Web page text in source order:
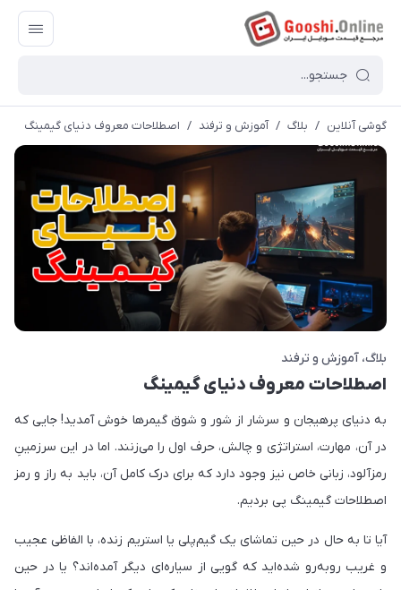
گوشی آنلاین / بلاگ / آموزش و ترفند / اصطلاحات معروف دنیای گیمینگ
بلاگ آموزش و ترفند
اصطلاحات معروف دنیای گیمینگ
به دنیای پرهیجان و سرشار از شور و شوق گیمرها خوش آمدید! جایی که
در آن، مهارت، استراتژی و چالش، حرف اول را می‌زنند. اما در این سرزمینِ
رمزآلود، زبانی خاص نیز وجود دارد که برای درک کامل آن، باید به راز و رمز
اصطلاحات گیمینگ پی بردیم.
آیا تا به حال در حین تماشای یک گیم‌پلی یا استریم زنده، با الفاظی عجیب
و غریب روبه‌رو شده‌اید که گویی از سیاره‌ای دیگر آمده‌اند؟ یا در حین